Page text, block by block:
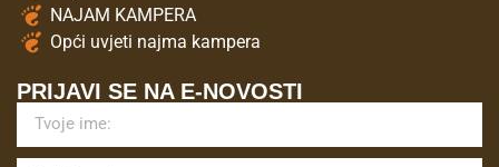
NAJAM KAMPERA
Opći uvjeti najma kampera
PRIJAVI SE NA E-NOVOSTI